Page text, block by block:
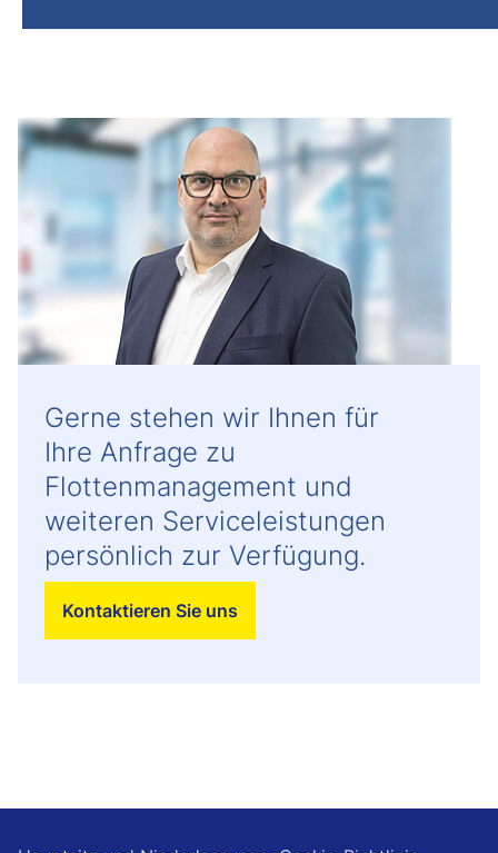
Gerne stehen wir Ihnen für
Ihre Anfrage zu
Flottenmanagement und
weiteren Serviceleistungen
persönlich zur Verfügung.
Kontaktieren Sie uns